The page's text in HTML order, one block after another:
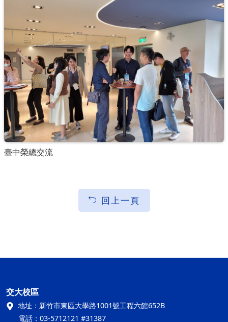
臺中榮總交流
回上一頁
交大校區
地址： 新竹市東區大學路1001號工程六館652B
電話： 03-5712121 #31387